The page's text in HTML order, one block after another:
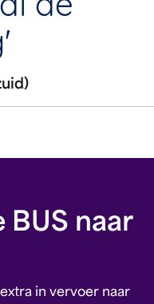
de
naar
in vervoer naar